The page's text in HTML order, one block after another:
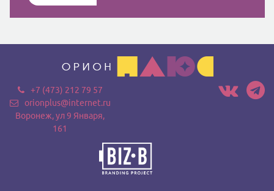
+7 (473) 212 79 57
orionplus@internet.ru
Воронеж, ул 9 Января,
161